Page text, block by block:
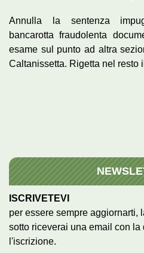
Annulla la sentenza
bancarotta fraudolenta
esame sul punto ad altra
Caltanissetta. Rigetta nel resto
ISCRIVETEVI
per essere sempre aggiornarti,
sotto riceverai una email con
l'iscrizione.